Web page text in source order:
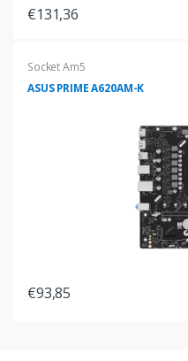
€131,36
Socket Am5
ASUS PRIME A620AM-K
€93,85